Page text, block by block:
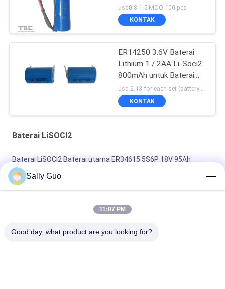
Elektronik
usd0.8-1.5 MOQ:100 pcs
KONTAK
ER14250 3.6V Baterai
Lithium 1 / 2AA Li-Soci2
800mAh untuk Baterai
Suhu Tinggi
usd 2.13 for each set (battery with tag) MOQ:100 pcs
KONTAK
Baterai LiSOCl2
Baterai LiSOCl2 Baterai utama ER34615 5S6P 18V 95Ah
Dengan kisaran suhu sekitar -55°C sampai 85°C
Baterai LiSOCl2 Non Rechargeable Wide Temperature 3.6V
ER34615 19000mAh Untuk Smart Lock City Bike
Konektor JST Untuk Peralatan Pengusir Nyamuk
Sally Guo
11:07 PM
Good day, what product are you looking for?